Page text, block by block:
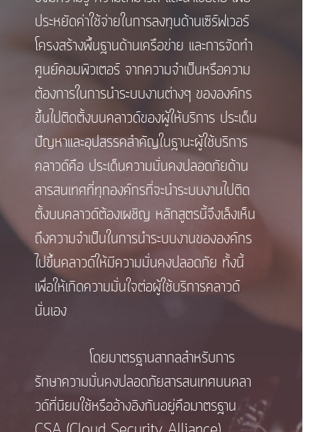
ประหยัดค่าใช้จ่ายในการลงทุนด้านเซิร์ฟเวอร์
โครงสร้างพื้นฐานด้านเครือข่าย และการจัดทำ
ศูนย์คอมพิวเตอร์ จากความจำเป็นหรือความ
ต้องการในการนำระบบงานต่างๆ ขององค์กร
ขึ้นไปติดตั้งบนคลาวด์ของผู้ให้บริการ ประเด็น
ปัญหาและอุปสรรคสำคัญในฐานะผู้ใช้บริการ
คลาวด์คือ ประเด็นความมั่นคงปลอดภัยด้าน
สารสนเทศที่ทุกองค์กรที่จะนำระบบงานไปติด
ตั้งบนคลาวด์ต้องเผชิญ หลักสูตรนี้จึงเล็งเห็น
ถึงความจำเป็นในการนำระบบงานขององค์กร
ไปขึ้นคลาวด์ให้มีความมั่นคงปลอดภัย ทั้งนี้
เพื่อให้เกิดความมั่นใจต่อผู้ใช้บริการคลาวด์
นั่นเอง
โดยมาตรฐานสากลสำหรับการ
รักษาความมั่นคงปลอดภัยสารสนเทศบนคลา
วด์ที่นิยมใช้หรืออ้างอิงกันอยู่คือมาตรฐาน